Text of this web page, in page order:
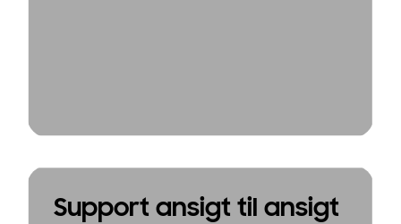
Support ansigt til ansigt